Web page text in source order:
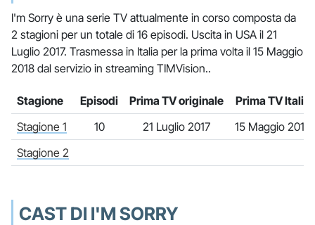
I'm Sorry è una serie TV attualmente in corso composta da
2 stagioni per un totale di 16 episodi. Uscita in USA il 21
Luglio 2017. Trasmessa in Italia per la prima volta il 15 Maggio
2018 dal servizio in streaming TIMVision..
Stagione Episodi Prima TV originale
Prima TV Italia
Stagione 1
10 21 Luglio 2017
15 Maggio 2018
Stagione 2
CAST DI I'M SORRY